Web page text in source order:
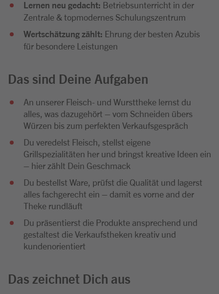
Lernen neu gedacht: Betriebsunterricht in der
Zentrale & topmodernes Schulungszentrum
Wertschätzung zählt: Ehrung der besten Azubis
für besondere Leistungen
Das sind Deine Aufgaben
An unserer Fleisch- und Wursttheke lernst du
alles, was dazugehört – vom Schneiden übers
Würzen bis zum perfekten Verkaufsgespräch
Du veredelst Fleisch, stellst eigene
Grillspezialitäten her und bringst kreative Ideen ein
– hier zählt Dein Geschmack
Du bestellst Ware, prüfst die Qualität und lagerst
alles fachgerecht ein – damit es vorne and der
Theke rundläuft
Du präsentierst die Produkte ansprechend und
gestaltest die Verkaufstheken kreativ und
kundenorientiert
Das zeichnet Dich aus